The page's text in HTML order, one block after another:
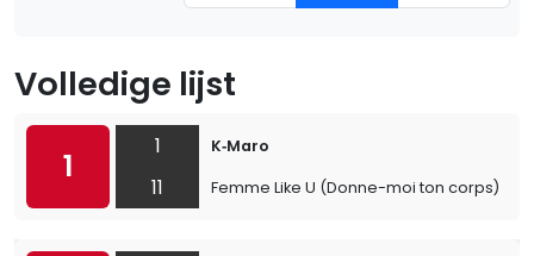
Volledige lijst
1
1
11
K‐Maro
Femme Like U (Donne-moi ton corps)